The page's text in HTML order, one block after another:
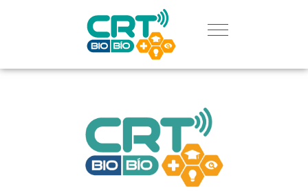
REGIÓN:
CONOCE
LOGROS
DE CRT